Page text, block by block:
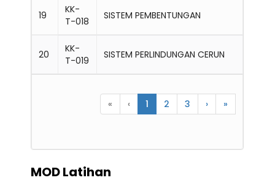
19
KK-
T-018
SISTEM PEMBENTUNGAN
20
KK-
T-019
SISTEM PERLINDUNGAN CERUN
« ‹ 1 2 3 › »
MOD Latihan